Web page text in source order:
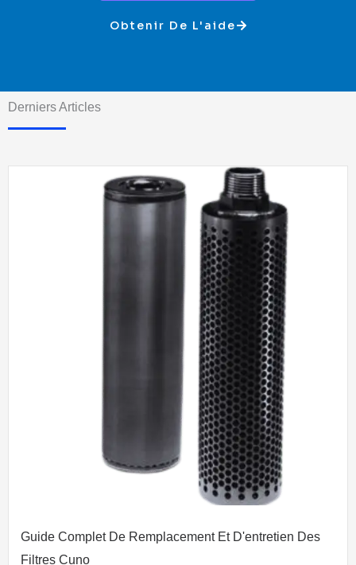
Obtenir De L'aide
Derniers Articles
Guide Complet De Remplacement Et D'entretien Des
Filtres Cuno